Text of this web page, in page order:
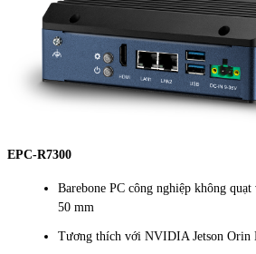
EPC-R7300
Barebone PC công nghiệp không
50 mm
Tương thích với NVIDIA Jetson Orin